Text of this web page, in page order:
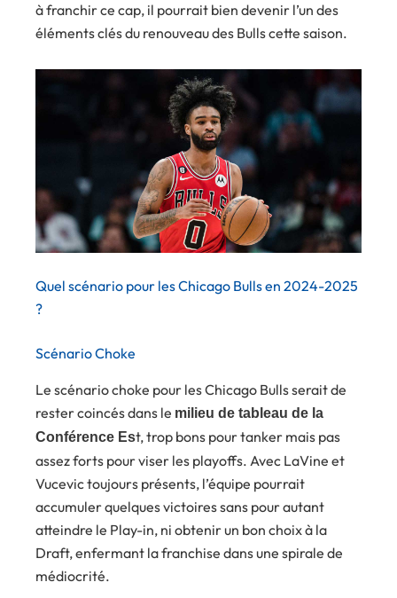
à franchir ce cap, il pourrait bien devenir l’un des
éléments clés du renouveau des Bulls cette saison.
Quel scénario pour les Chicago Bulls en 2024-2025
?
Scénario Choke
Le scénario choke pour les Chicago Bulls serait de
rester coincés dans le milieu de tableau de la
Conférence Est, trop bons pour tanker mais pas
assez forts pour viser les playoffs. Avec LaVine et
Vucevic toujours présents, l’équipe pourrait
accumuler quelques victoires sans pour autant
atteindre le Play-in, ni obtenir un bon choix à la
Draft, enfermant la franchise dans une spirale de
médiocrité.